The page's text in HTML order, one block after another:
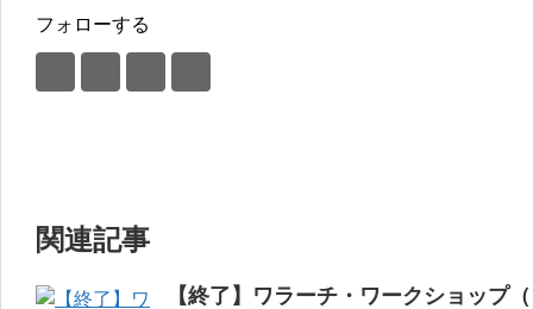
フォローする
関連記事
【終了】ワラーチ・ワークショッ